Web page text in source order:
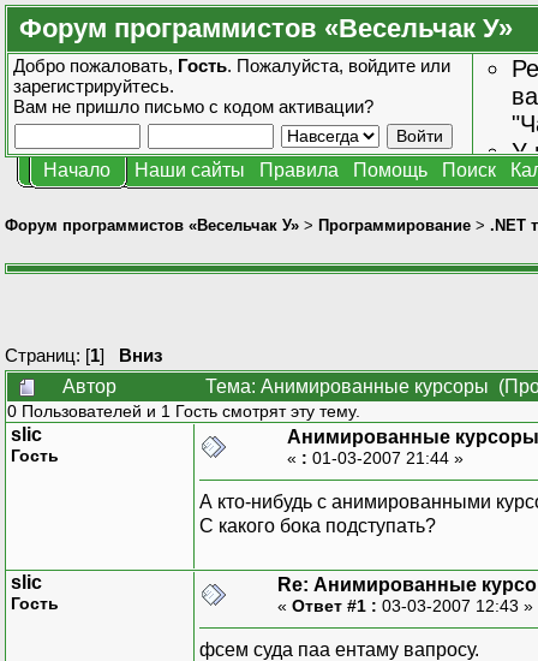
Форум программистов «Весельчак У»
Добро пожаловать, Гость. Пожалуйста, войдите или
зарегистрируйтесь.
Вам не пришло письмо с кодом активации?
У
Начало Наши сайты Правила Помощь Поиск
Форум программистов «Весельчак У» > Программирование > .NET
Страниц: [1] Вниз
Автор
Тема: Анимированные курсоры
0 Пользователей и 1 Гость смотрят эту тему.
slic
Гость
Анимированные курсоры
« : 01-03-2007 21:44 »
А кто-нибудь с анимированными
С какого бока подступать?
slic
Гость
Re: Анимированные
« Ответ #1 : 03-03-2007 12:43 »
фсем суда паа ентаму вапросу.